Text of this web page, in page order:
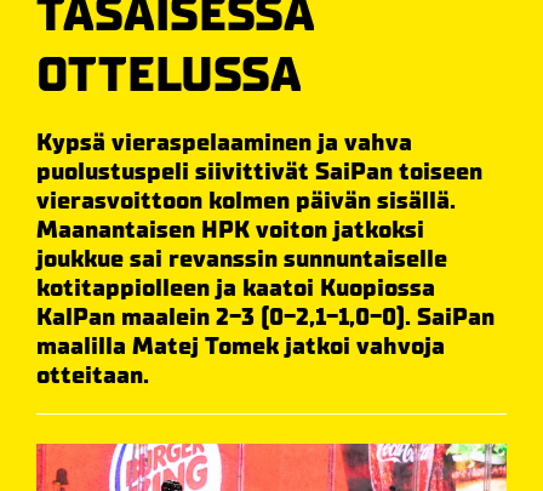
TASAISESSA
OTTELUSSA
Kypsä vieraspelaaminen ja vahva
puolustuspeli siivittivät SaiPan toiseen
vierasvoittoon kolmen päivän sisällä.
Maanantaisen HPK voiton jatkoksi
joukkue sai revanssin sunnuntaiselle
kotitappiolleen ja kaatoi Kuopiossa
KalPan maalein 2-3 (0-2,1-1,0-0). SaiPan
maalilla Matej Tomek jatkoi vahvoja
otteitaan.